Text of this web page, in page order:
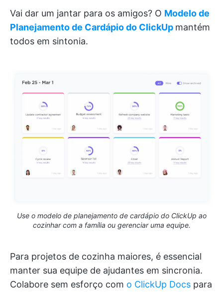
Vai dar um jantar para os amigos? O Modelo de
Planejamento de Cardápio do ClickUp mantém
todos em sintonia.
Use o modelo de planejamento de cardápio do ClickUp ao
cozinhar com a família ou gerenciar uma equipe.
Para projetos de cozinha maiores, é essencial
manter sua equipe de ajudantes em sincronia.
Colabore sem esforço com o ClickUp Docs para